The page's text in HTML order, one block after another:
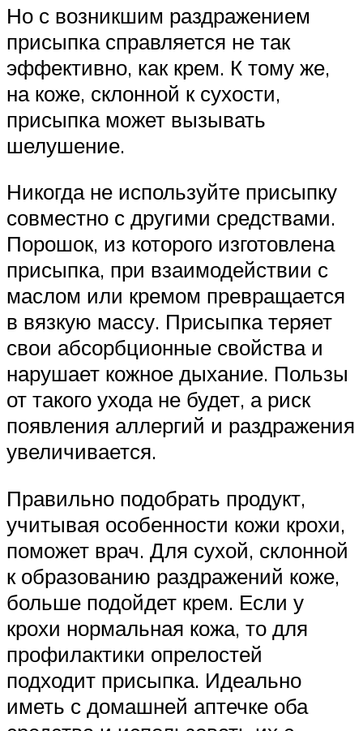
Но с возникшим раздражением
присыпка справляется не так
эффективно, как крем. К тому же,
на коже, склонной к сухости,
присыпка может вызывать
шелушение.
Никогда не используйте присыпку
совместно с другими средствами.
Порошок, из которого изготовлена
присыпка, при взаимодействии с
маслом или кремом превращается
в вязкую массу. Присыпка теряет
свои абсорбционные свойства и
нарушает кожное дыхание. Пользы
от такого ухода не будет, а риск
появления аллергий и раздражения
увеличивается.
Правильно подобрать продукт,
учитывая особенности кожи крохи,
поможет врач. Для сухой, склонной
к образованию раздражений коже,
больше подойдет крем. Если у
крохи нормальная кожа, то для
профилактики опрелостей
подходит присыпка. Идеально
иметь с домашней аптечке оба